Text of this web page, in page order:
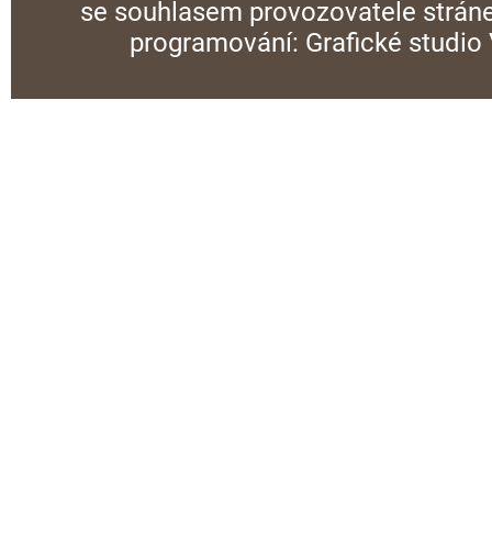
se souhlasem provozovatele
programování: Grafické studio